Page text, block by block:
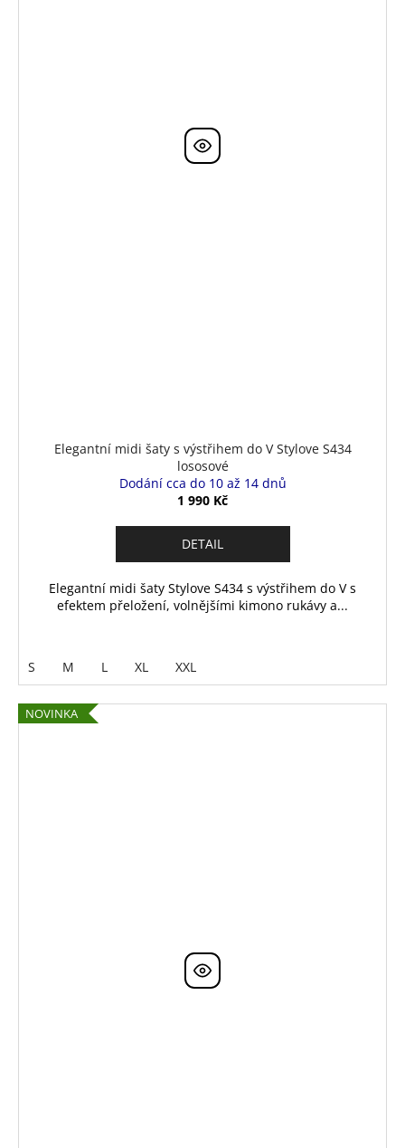
Elegantní midi šaty s výstřihem do V Stylove S434
lososové
Dodání cca do 10 až 14 dnů
1 990 Kč
DETAIL
Elegantní midi šaty Stylove S434 s výstřihem do V s
efektem přeložení, volnějšími kimono rukávy a...
S M L XL XXL
NOVINKA